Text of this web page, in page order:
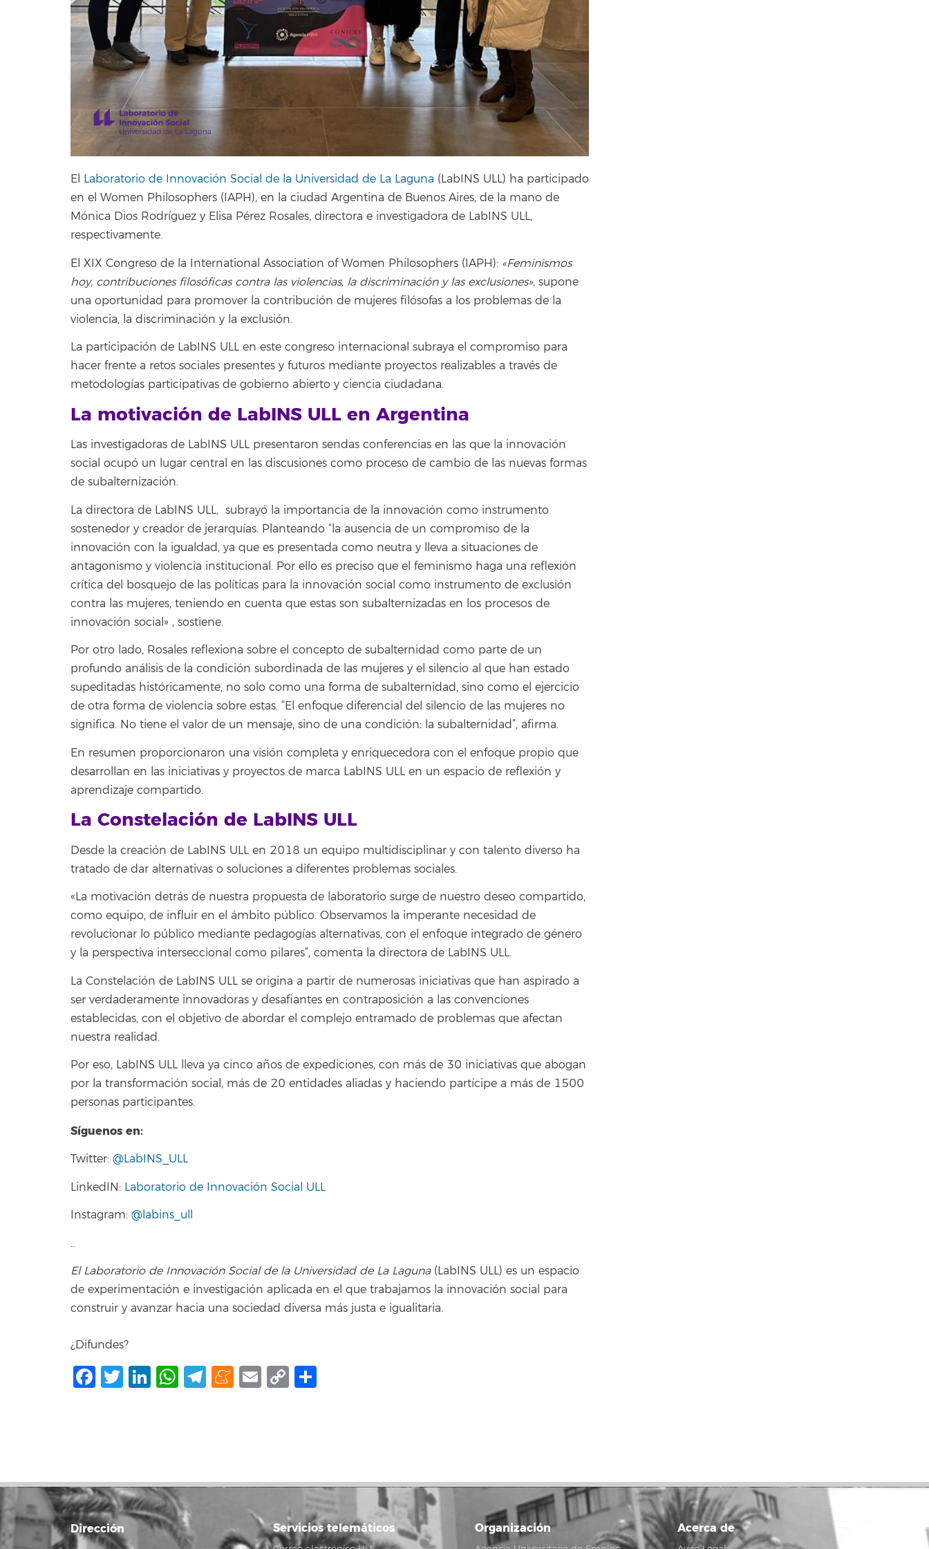
El Laboratorio de Innovación Social de la Universidad de La Laguna (LabINS ULL) ha participado
en el Women Philosophers (IAPH), en la ciudad Argentina de Buenos Aires, de la mano de
Mónica Dios Rodríguez y Elisa Pérez Rosales, directora e investigadora de LabINS ULL,
respectivamente.
El XIX Congreso de la International Association of Women Philosophers (IAPH): «Feminismos
hoy, contribuciones filosóficas contra las violencias, la discriminación y las exclusiones», supone
una oportunidad para promover la contribución de mujeres filósofas a los problemas de la
violencia, la discriminación y la exclusión.
La participación de LabINS ULL en este congreso internacional subraya el compromiso para
hacer frente a retos sociales presentes y futuros mediante proyectos realizables a través de
metodologías participativas de gobierno abierto y ciencia ciudadana.
La motivación de LabINS ULL en Argentina
Las investigadoras de LabINS ULL presentaron sendas conferencias en las que la innovación
social ocupó un lugar central en las discusiones como proceso de cambio de las nuevas formas
de subalternización.
La directora de LabINS ULL, subrayó la importancia de la innovación como instrumento
sostenedor y creador de jerarquías. Planteando “la ausencia de un compromiso de la
innovación con la igualdad, ya que es presentada como neutra y lleva a situaciones de
antagonismo y violencia institucional. Por ello es preciso que el feminismo haga una reflexión
crítica del bosquejo de las políticas para la innovación social como instrumento de exclusión
contra las mujeres, teniendo en cuenta que estas son subalternizadas en los procesos de
innovación social» , sostiene.
Por otro lado, Rosales reflexiona sobre el concepto de subalternidad como parte de un
profundo análisis de la condición subordinada de las mujeres y el silencio al que han estado
supeditadas históricamente, no solo como una forma de subalternidad, sino como el ejercicio
de otra forma de violencia sobre estas. “El enfoque diferencial del silencio de las mujeres no
significa. No tiene el valor de un mensaje, sino de una condición: la subalternidad”, afirma.
En resumen proporcionaron una visión completa y enriquecedora con el enfoque propio que
desarrollan en las iniciativas y proyectos de marca LabINS ULL en un espacio de reflexión y
aprendizaje compartido.
La Constelación de LabINS ULL
Desde la creación de LabINS ULL en 2018 un equipo multidisciplinar y con talento diverso ha
tratado de dar alternativas o soluciones a diferentes problemas sociales.
«La motivación detrás de nuestra propuesta de laboratorio surge de nuestro deseo compartido,
como equipo, de influir en el ámbito público. Observamos la imperante necesidad de
revolucionar lo público mediante pedagogías alternativas, con el enfoque integrado de género
y la perspectiva interseccional como pilares”, comenta la directora de LabINS ULL.
La Constelación de LabINS ULL se origina a partir de numerosas iniciativas que han aspirado a
ser verdaderamente innovadoras y desafiantes en contraposición a las convenciones
establecidas, con el objetivo de abordar el complejo entramado de problemas que afectan
nuestra realidad.
Por eso, LabINS ULL lleva ya cinco años de expediciones, con más de 30 iniciativas que abogan
por la transformación social, más de 20 entidades aliadas y haciendo partícipe a más de 1500
personas participantes.
Síguenos en:
Twitter: @LabINS_ULL
LinkedIN: Laboratorio de Innovación Social ULL
Instagram: @labins_ull
..
El Laboratorio de Innovación Social de la Universidad de La Laguna(LabINS ULL) es un espacio
de experimentación e investigación aplicada en el que trabajamos la innovación social para
construir y avanzar hacia una sociedad diversa más justa e igualitaria.
¿Difundes?
Facebook
Twitter
LinkedIn
WhatsApp
Telegram
Meneame
Email
Copy
Dirección Servicios telemáticos Organización Acerca de